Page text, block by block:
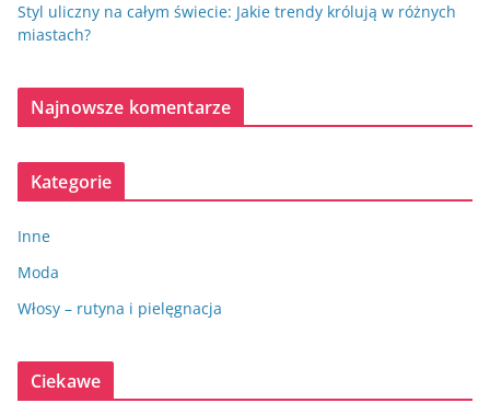
Styl uliczny na całym świecie: Jakie trendy królują w różnych
miastach?
Najnowsze komentarze
Kategorie
Inne
Moda
Włosy – rutyna i pielęgnacja
Ciekawe